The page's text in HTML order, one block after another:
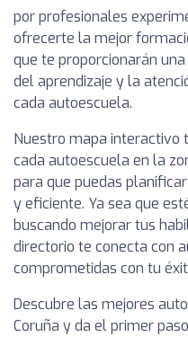
por profesionales
ofrecerte la mejor
que te proporcionarán
del aprendizaje y la
cada autoescuela.
Nuestro mapa
cada autoescuela en la
para que puedas
y eficiente. Ya sea que
buscando mejorar tus
directorio te conecta con
comprometidas con tu
Descubre las mejores
Coruña y da el primer